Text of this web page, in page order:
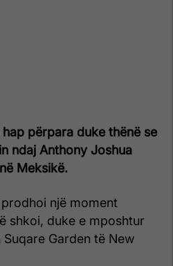
përpara duke thënë se
ndaj Anthony Joshua
Meksikë.
një moment
shkoi, duke e mposhtur
Garden të New